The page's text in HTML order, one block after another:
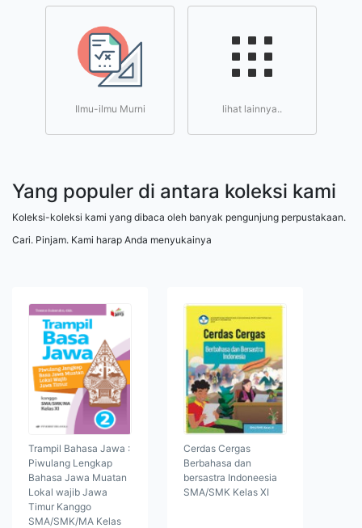
Ilmu-ilmu Murni lihat lainnya..
Yang populer di antara koleksi kami
Koleksi-koleksi kami yang dibaca oleh banyak pengunjung perpustakaan.
Cari. Pinjam. Kami harap Anda menyukainya
Trampil Bahasa Jawa :
Piwulang Lengkap
Bahasa Jawa Muatan
Lokal wajib Jawa
Timur Kanggo
SMA/SMK/MA Kelas
Cerdas Cergas
Berbahasa dan
bersastra Indoneesia
SMA/SMK Kelas XI